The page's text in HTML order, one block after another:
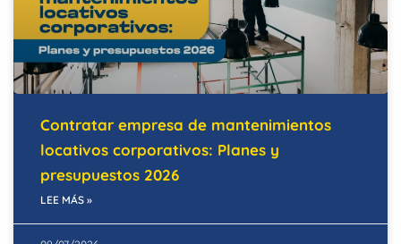
Contratar empresa de mantenimientos
locativos corporativos: Planes y
presupuestos 2026
LEE MÁS »